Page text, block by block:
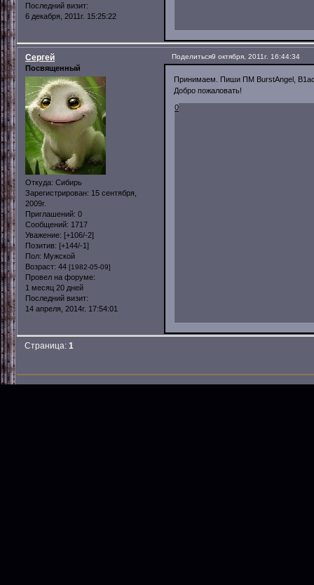
Последний визит:
6 декабря, 2011г. 15:25:22
Поделиться9 октября, 2011г. 16:44:34
Сергей
Посвященный
Откуда: Сибирь
Зарегистрирован: 15 сентября,
2009г.
Приглашений: 0
Сообщений: 1717
Уважение: [+106/-2]
Позитив: [+144/-1]
Пол: Мужской
Возраст: 44 [1982-05-09]
Провел на форуме:
1 месяц 20 дней
Последний визит:
14 апреля, 2014г. 17:54:01
Принимаем. Пиши ПМ BurstAngel,
Добро пожаловать!
0
Страница:1